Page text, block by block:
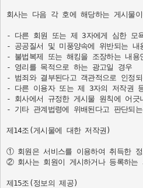
회사는 다음 각 호에 해당하는 게시물
- 다른 회원 또는 제 3자에게 심한 모
- 공공질서 및 미풍양속에 위반되는 내
- 불법복제 또는 해킹을 조장하는 내용
- 영리를 목적으로 하는 광고일 경우
- 범죄와 결부된다고 객관적으로 인정
- 다른 이용자 또는 제 3자의 저작권
- 회사에서 규정한 게시물 원칙에 어
- 기타 관계법령에 위배된다고 판단되
제14조(게시물에 대한 저작권)
① 회원은 서비스를 이용하여 취득한
② 회사는 회원이 게시하거나 등록하
제15조(정보의 제공)